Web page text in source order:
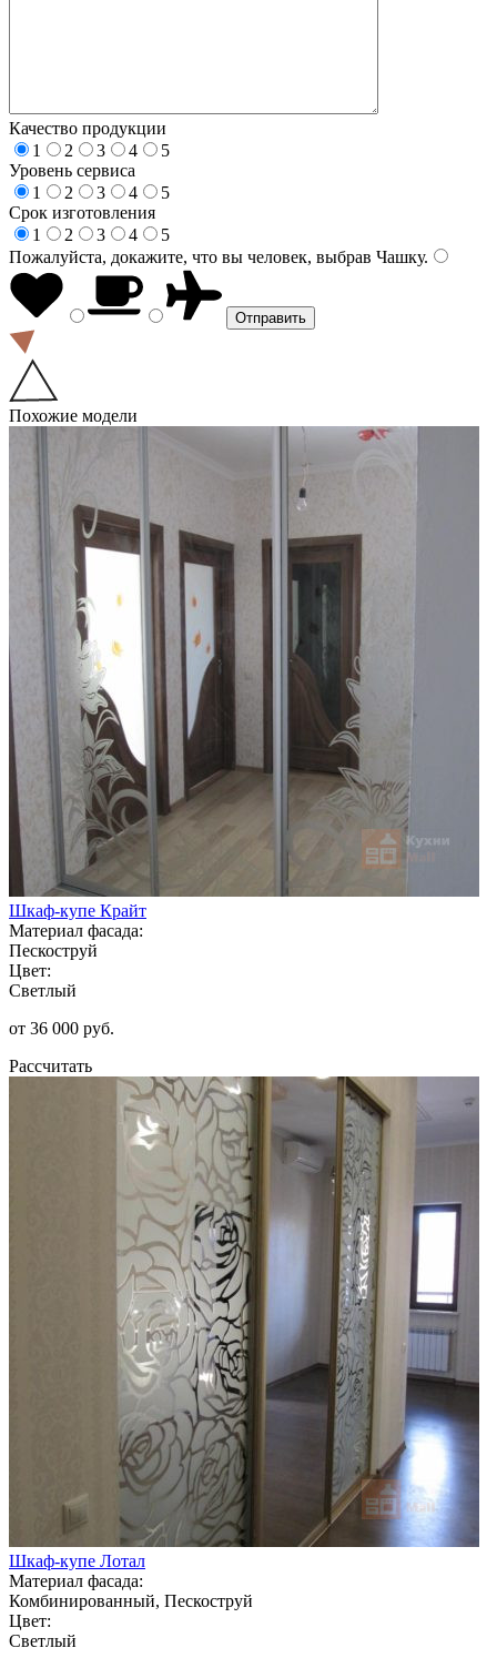
Качество продукции
1
2 3 4
5
Уровень сервиса
1
2 3 4
5
Срок изготовления
1
2 3 4
5
Пожалуйста, докажите, что вы человек, выбрав Чашку.
Похожие модели
Шкаф-купе Крайт
Материал фасада:
Пескоструй
Цвет:
Светлый
от 36 000 руб.
Рассчитать
Шкаф-купе Лотал
Материал фасада:
Комбинированный, Пескоструй
Цвет:
Светлый